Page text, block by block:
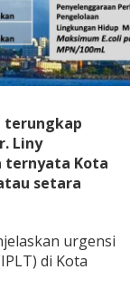
terungkap
Liny
ternyata Kota
setara
urgensi
di Kota